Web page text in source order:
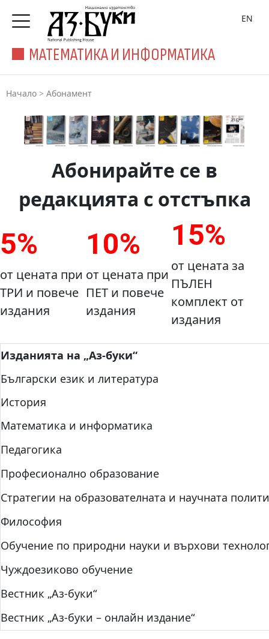
МАТЕМАТИКА И ИНФОРМАТИКА
EN
Начало > Абонамент
Абонирайте се в
редакцията с отстъпка
5%
от цената при
ТРИ и повече
издания
10%
от цената при
ПЕТ и повече
издания
15%
от цената за
ПЪЛЕН
комплект от
издания
Изданията на „Аз-буки“
Български език и литература
История
Математика и информатика
Педагогика
Професионално образование
Стратегии на образователната и научната
Философия
Обучение по природни науки и върхови
Чуждоезиково обучение
Вестник „Аз-буки“
Вестник „Аз-буки – онлайн издание“